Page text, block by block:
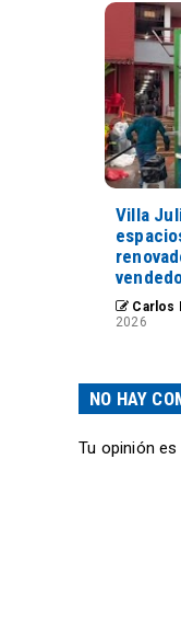
Villa
Carlos
2026
NO HAY
Tu opinión